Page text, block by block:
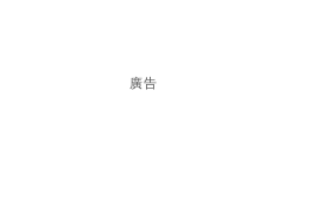
廣告